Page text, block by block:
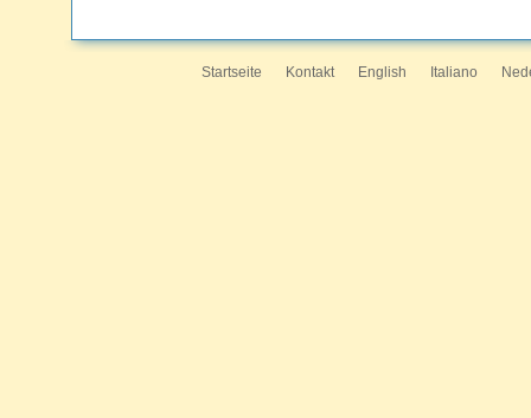
Startseite Kontakt English Italiano